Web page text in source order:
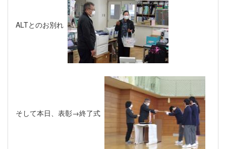
ALTとのお別れ
そして本日、表彰→終了式